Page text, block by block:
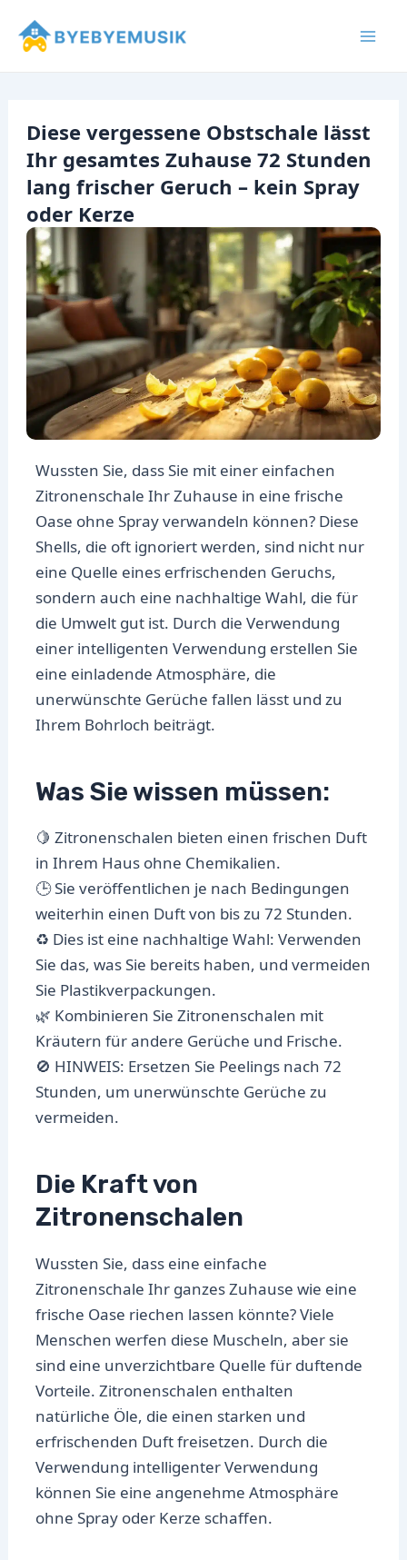
Inhalt
Diese vergessene Obstschale lässt
Ihr gesamtes Zuhause 72 Stunden
lang frischer Geruch – kein Spray
oder Kerze
Wussten Sie, dass Sie mit einer einfachen
Zitronenschale Ihr Zuhause in eine frische
Oase ohne Spray verwandeln können? Diese
Shells, die oft ignoriert werden, sind nicht nur
eine Quelle eines erfrischenden Geruchs,
sondern auch eine nachhaltige Wahl, die für
die Umwelt gut ist. Durch die Verwendung
einer intelligenten Verwendung erstellen Sie
eine einladende Atmosphäre, die
unerwünschte Gerüche fallen lässt und zu
Ihrem Bohrloch beiträgt.
Was Sie wissen müssen:
🍋 Zitronenschalen bieten einen frischen Duft
in Ihrem Haus ohne Chemikalien.
🕒 Sie veröffentlichen je nach Bedingungen
weiterhin einen Duft von bis zu 72 Stunden.
♻️ Dies ist eine nachhaltige Wahl: Verwenden
Sie das, was Sie bereits haben, und vermeiden
Sie Plastikverpackungen.
🌿 Kombinieren Sie Zitronenschalen mit
Kräutern für andere Gerüche und Frische.
🚫 HINWEIS: Ersetzen Sie Peelings nach 72
Stunden, um unerwünschte Gerüche zu
vermeiden.
Die Kraft von
Zitronenschalen
Wussten Sie, dass eine einfache
Zitronenschale Ihr ganzes Zuhause wie eine
frische Oase riechen lassen könnte? Viele
Menschen werfen diese Muscheln, aber sie
sind eine unverzichtbare Quelle für duftende
Vorteile. Zitronenschalen enthalten
natürliche Öle, die einen starken und
erfrischenden Duft freisetzen. Durch die
Verwendung intelligenter Verwendung
können Sie eine angenehme Atmosphäre
ohne Spray oder Kerze schaffen.